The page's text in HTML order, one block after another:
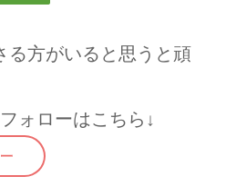
る方がいると思うと頑
ォローはこちら↓